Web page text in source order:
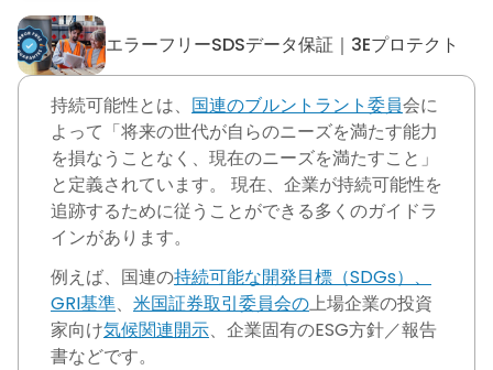
エラーフリーSDSデータ保証｜3Eプロテクト
エラーフリーSDSデータ保証
持続可能性とは、 国連のブルントラント委員会に
よって「将来の世代が自らのニーズを満たす能力
を損なうことなく、現在のニーズを満たすこと」
と定義されています。 現在、企業が持続可能性を
追跡するために従うことができる多くのガイドラ
インがあります。
例えば、国連の持続可能な開発目標（SDGs）、
GRI基準、 米国証券取引委員会の上場企業の投資
家向け気候関連開示、企業固有のESG方針／報告
書などです。